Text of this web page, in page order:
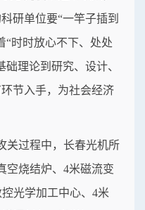
研单位要“一竿子插到
“时时放心不下、处处
理论到研究、设计、
节入手，为社会经济
关过程中，长春光机所
空烧结炉、4米磁流变
光学加工中心、4米